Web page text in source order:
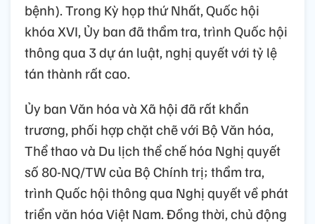
bệnh). Trong Kỳ họp thứ Nhất, Quốc hội
khóa XVI, Ủy ban đã thẩm tra, trình Quốc hội
thông qua 3 dự án luật, nghị quyết với tỷ lệ
tán thành rất cao.
Ủy ban Văn hóa và Xã hội đã rất khẩn
trương, phối hợp chặt chẽ với Bộ Văn hóa,
Thể thao và Du lịch thể chế hóa Nghị quyết
số 80-NQ/TW của Bộ Chính trị; thẩm tra,
trình Quốc hội thông qua Nghị quyết về phát
triển văn hóa Việt Nam. Đồng thời, chủ động